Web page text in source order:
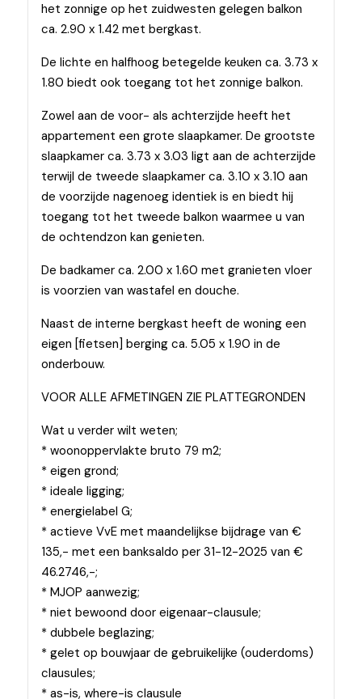
het zonnige op het zuidwesten gelegen balkon
ca. 2.90 x 1.42 met bergkast.
De lichte en halfhoog betegelde keuken ca. 3.73 x
1.80 biedt ook toegang tot het zonnige balkon.
Zowel aan de voor- als achterzijde heeft het
appartement een grote slaapkamer. De grootste
slaapkamer ca. 3.73 x 3.03 ligt aan de achterzijde
terwijl de tweede slaapkamer ca. 3.10 x 3.10 aan
de voorzijde nagenoeg identiek is en biedt hij
toegang tot het tweede balkon waarmee u van
de ochtendzon kan genieten.
De badkamer ca. 2.00 x 1.60 met granieten vloer
is voorzien van wastafel en douche.
Naast de interne bergkast heeft de woning een
eigen [fietsen] berging ca. 5.05 x 1.90 in de
onderbouw.
VOOR ALLE AFMETINGEN ZIE PLATTEGRONDEN
Wat u verder wilt weten;
* woonoppervlakte bruto 79 m2;
* eigen grond;
* ideale ligging;
* energielabel G;
* actieve VvE met maandelijkse bijdrage van €
135,- met een banksaldo per 31-12-2025 van €
46.2746,-;
* MJOP aanwezig;
* niet bewoond door eigenaar-clausule;
* dubbele beglazing;
* gelet op bouwjaar de gebruikelijke (ouderdoms)
clausules;
* as-is, where-is clausule